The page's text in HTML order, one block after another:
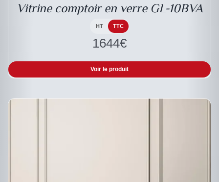
Vitrine comptoir en verre GL-10BVA
HT TTC
1644€
Voir le produit